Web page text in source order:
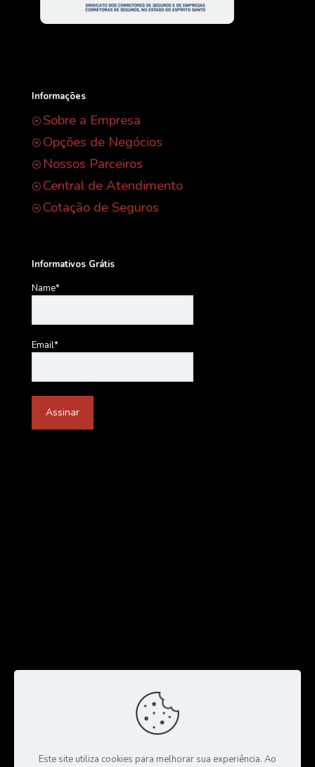
Informações
Sobre a Empresa
Opções de Negócios
Nossos Parceiros
Central de Atendimento
Cotação de Seguros
Informativos Grátis
Name*
Email*
Este site utiliza cookies para melhorar sua experiência. Ao